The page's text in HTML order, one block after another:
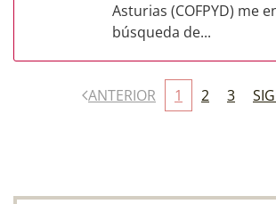
Asturias (COFPYD) me
búsqueda de...
ANTERIOR 1 2 3